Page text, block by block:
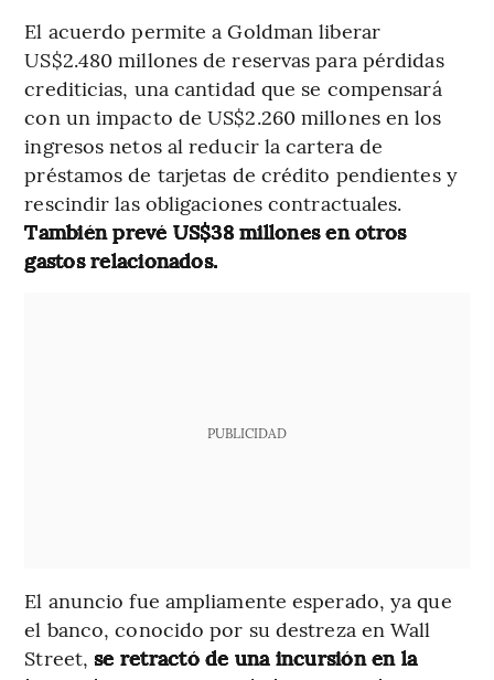
El acuerdo permite a Goldman liberar
US$2.480 millones de reservas para pérdidas
crediticias, una cantidad que se compensará
con un impacto de US$2.260 millones en los
ingresos netos al reducir la cartera de
préstamos de tarjetas de crédito pendientes y
rescindir las obligaciones contractuales.
También prevé US$38 millones en otros
gastos relacionados.
PUBLICIDAD
El anuncio fue ampliamente esperado, ya que
el banco, conocido por su destreza en Wall
Street,se retractó de una incursión en la